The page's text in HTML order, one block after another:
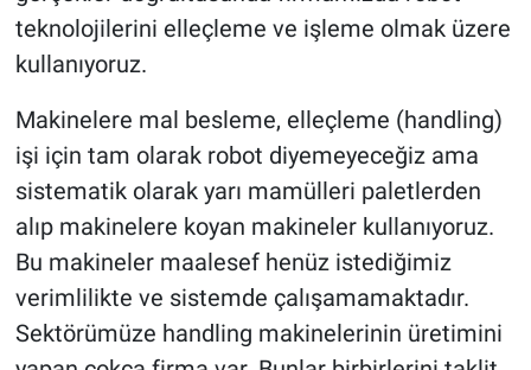
teknolojilerini elleçleme ve işleme olmak üzere
kullanıyoruz.
Makinelere mal besleme, elleçleme (handling)
işi için tam olarak robot diyemeyeceğiz ama
sistematik olarak yarı mamülleri paletlerden
alıp makinelere koyan makineler kullanıyoruz.
Bu makineler maalesef henüz istediğimiz
verimlilikte ve sistemde çalışamamaktadır.
Sektörümüze handling makinelerinin üretimini